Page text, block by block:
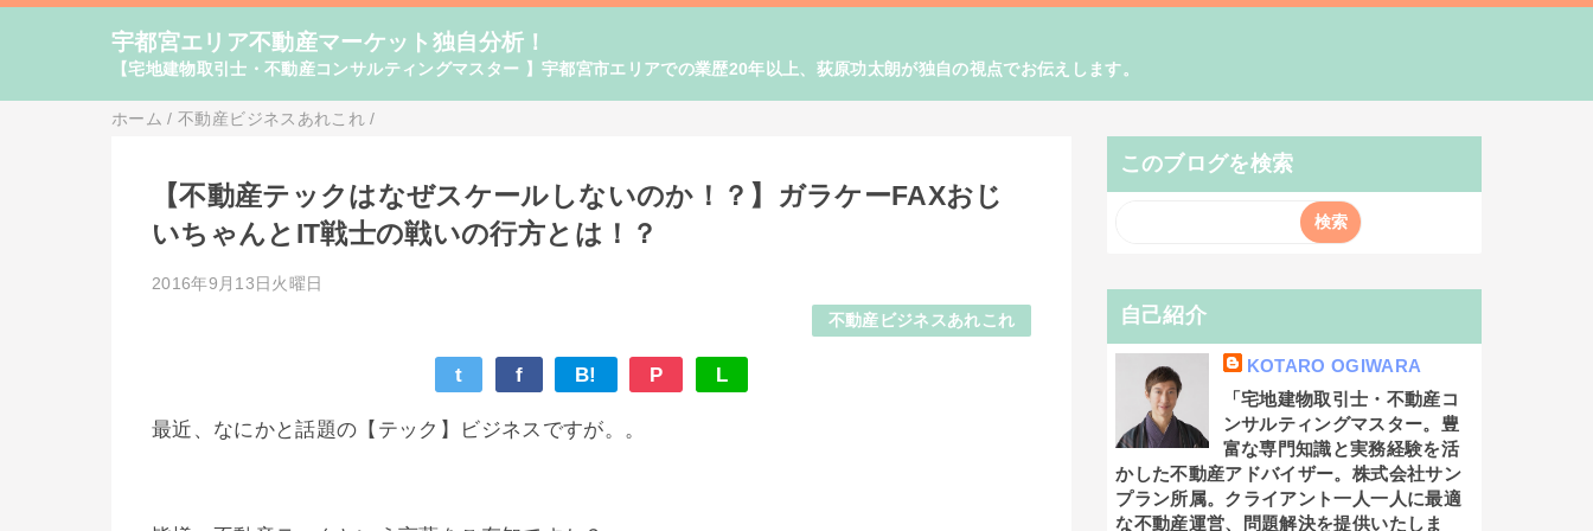
宇都宮エリア不動産マーケット独自分析！
【宅地建物取引士・不動産コンサルティングマスター 】宇都宮市エリアでの業歴20年以上、荻原功太朗が独自の視点でお伝えします。
ホーム /不動産ビジネスあれこれ /
【不動産テックはなぜスケールしないのか！？】ガラケーFAXおじ
いちゃんとIT戦士の戦いの行方とは！？
2016年9月13日火曜日
不動産ビジネスあれこれ
t f B! P L
最近、なにかと話題の【テック】ビジネスですが。。
このブログを検索
自己紹介
KOTARO OGIWARA
「宅地建物取引士・不動産コ
ンサルティングマスター。豊
富な専門知識と実務経験を活
かした不動産アドバイザー。株式会社サン
プラン所属。クライアント一人一人に最適
な不動産運営、問題解決を提供いたしま